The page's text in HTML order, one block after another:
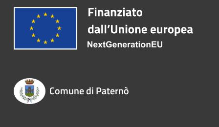
Comune di Paternò